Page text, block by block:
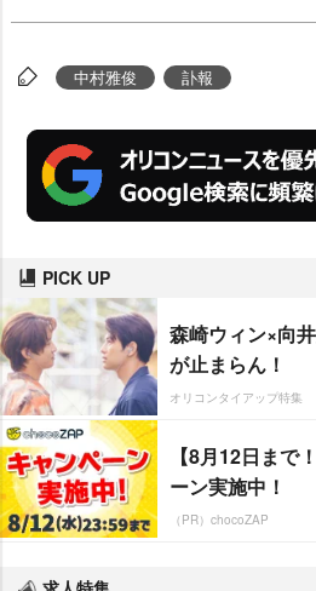
中村雅俊 訃報
PICK UP
森崎ウィン×向
が止まらん！
オリコンタイアップ特集
【8月12日まで
ーン実施中！
（PR）chocoZAP